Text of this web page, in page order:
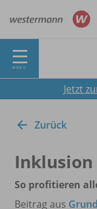
MENÜ
Jetzt
Zurück
So profitieren
Beitrag aus